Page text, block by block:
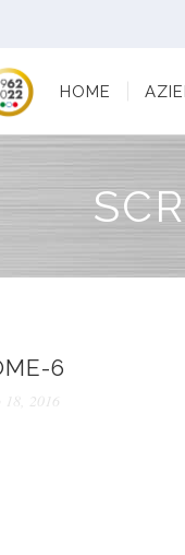
HOME
6
18, 2016